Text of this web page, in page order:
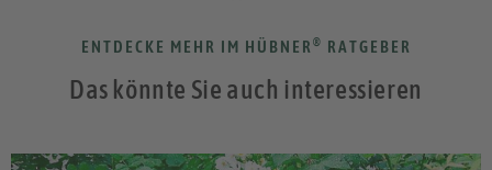
ENTDECKE MEHR IM HÜBNER ® RATGEBER
Das könnte Sie auch interessieren